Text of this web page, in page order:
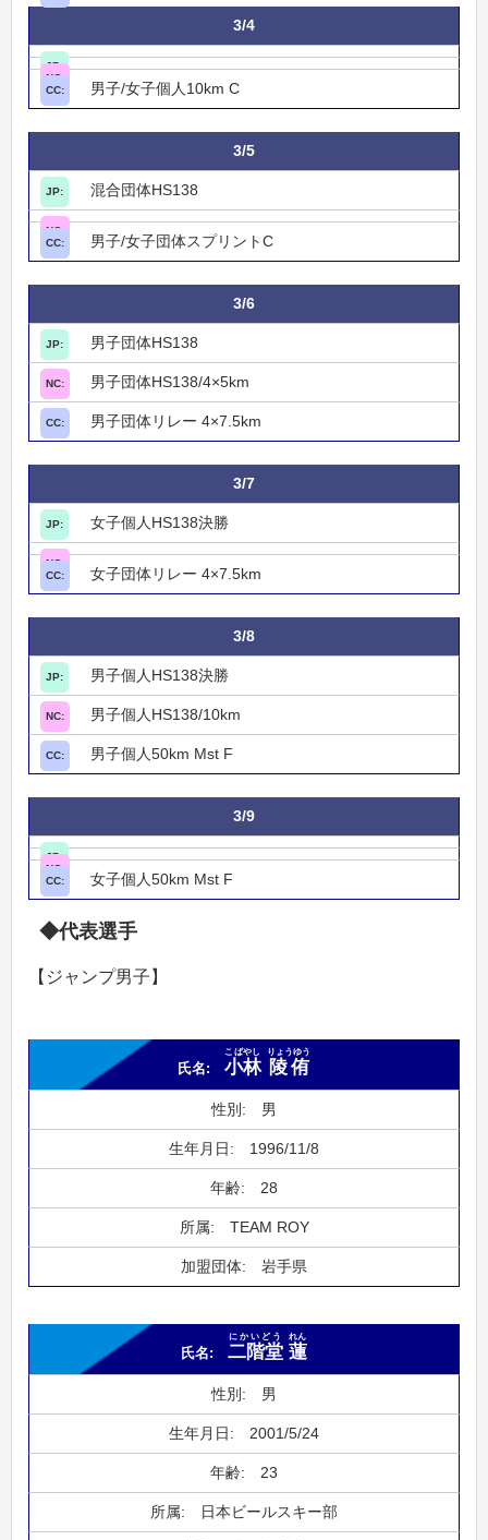
3/4
男子/女子個人10km C
3/5
混合団体HS138
男子/女子団体スプリントC
3/6
男子団体HS138
男子団体HS138/4×5km
男子団体リレー 4×7.5km
3/7
女子個人HS138決勝
女子団体リレー 4×7.5km
3/8
男子個人HS138決勝
男子個人HS138/10km
男子個人50km Mst F
3/9
女子個人50km Mst F
◆代表選手
【ジャンプ男子】
小林
こばやし
陵侑
りょうゆう
男
1996/11/8
28
TEAM ROY
岩手県
二階堂
にかいどう
蓮
れん
男
2001/5/24
23
日本ビールスキー部